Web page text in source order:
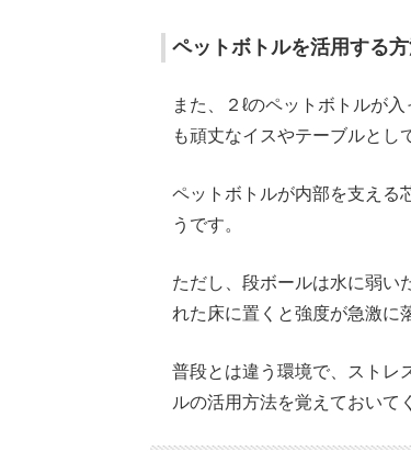
ペットボトルを活用する
また、２ℓのペットボトルが
も頑丈なイスやテーブルとし
ペットボトルが内部を支える
うです。
ただし、段ボールは水に弱い
れた床に置くと強度が急激に
普段とは違う環境で、ストレ
ルの活用方法を覚えておいて